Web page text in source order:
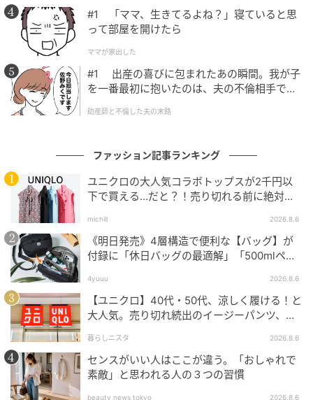
出典：ハニーズ
【ハニーズ】「6分袖ボウタイブラウス」¥2,680（税
#1 「ママ、生きてるよね？」寝ていると思
って部屋を開けたら
ママが家出した
#1 出産の喜びに包まれたあの瞬間。我が子
を一番最初に抱いたのは、夫の不倫相手でし
助産師と不倫した夫の末路
ファッション記事ランキング
ユニクロの大人気コラボトップスが2千円以
下で買える…だと？！売り切れる前に絶対買
michill 2026.8.6
《明日発売》4層構造で便利な【バッグ】が
付録に「休日バッグの最適解」「500mlペッ
4yuuu 2026.8.6
【ユニクロ】40代・50代、涼しく履ける！と
大人気。売り切れ続出のイージーパンツ、買
暮らしニスタ 2026.8.6
センスがいい人はここが違う。「おしゃれで
素敵」と思われる人の３つの習慣
beauty news tokyo 2026.8.6